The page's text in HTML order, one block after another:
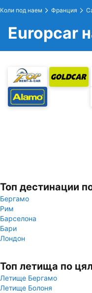
Коли под наем Франция
Europcar
Топ дестинации
Бергамо
Рим
Барселона
Бари
Лондон
Топ летища по
Летище Бергамо
Летище Болоня